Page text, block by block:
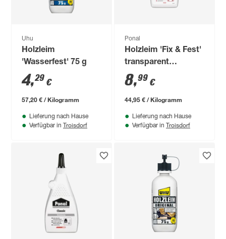
Uhu
Holzleim
'Wasserfest' 75 g
4,29 €
57,20 € / Kilogramm
Lieferung nach Hause
Verfügbar in Troisdorf
Ponal
Holzleim 'Fix & Fest'
transparent
trocknend 200 g
8,99 €
44,95 € / Kilogramm
Lieferung nach Hause
Verfügbar in Troisdorf